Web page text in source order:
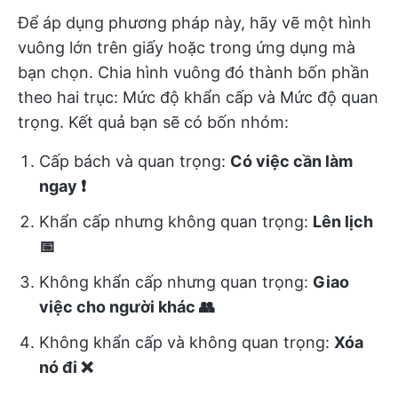
Để áp dụng phương pháp này, hãy vẽ một hình
vuông lớn trên giấy hoặc trong ứng dụng mà
bạn chọn. Chia hình vuông đó thành bốn phần
theo hai trục: Mức độ khẩn cấp và Mức độ quan
trọng. Kết quả bạn sẽ có bốn nhóm:
Cấp bách và quan trọng: Có việc cần làm
ngay ❗
Khẩn cấp nhưng không quan trọng: Lên lịch
📅
Không khẩn cấp nhưng quan trọng: Giao
việc cho người khác 👥
Không khẩn cấp và không quan trọng: Xóa
nó đi ❌